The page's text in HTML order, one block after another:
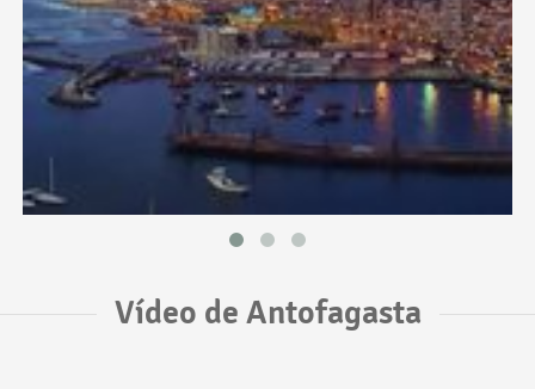
Vídeo de Antofagasta